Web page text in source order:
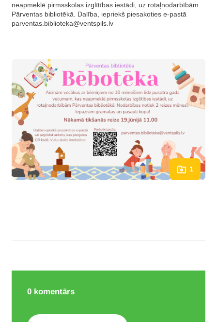
neapmeklē pirmsskolas izglītības iestādi, uz rotaļnodarbībām
Pārventas bibliotēkā. Dalība, iepriekš piesakoties e-pastā
parventas.biblioteka@ventspils.lv
1
0 komentārs